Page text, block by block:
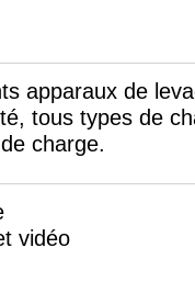
apparaux de
tous types de
charge.
vidéo